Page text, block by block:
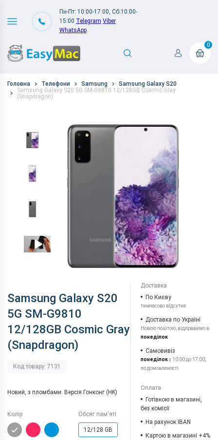
Пн-Пт: 10:00-17:00, Сб:10:00-
15:00 Telegram Viber
WhatsApp
0
Головна Телефони Samsung
Samsung Galaxy S20
Samsung Galaxy S20 5G SM-G9810 12/128GB Cosmic Gray
(Snapdragon)
Samsung Galaxy S20
5G SM-G9810
12/128GB Cosmic Gray
(Snapdragon)
Код товару: 7131
Новий, з пломбами. Версiя Гонконг (HK)
Колір Обсяг пам'яті
12/128 GB
Доставка
По Києву
тимчасово відсутня
Доставка по Україні
Новою поштою, відправимо в
понеділок
Самовивіз
понеділокз 10:00 до 17:00,
по домовленості
Оплата
Готівкою в магазині,
без комісії
На рахунок IBAN
Картою в магазині +4%